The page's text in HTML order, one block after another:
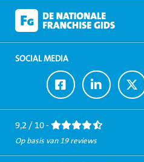
SOCIAL MEDIA
Ga
naar
Facebook
Ga
naar
LinkedIn
Ga
9,2 / 10 -
Op basis van 19 reviews